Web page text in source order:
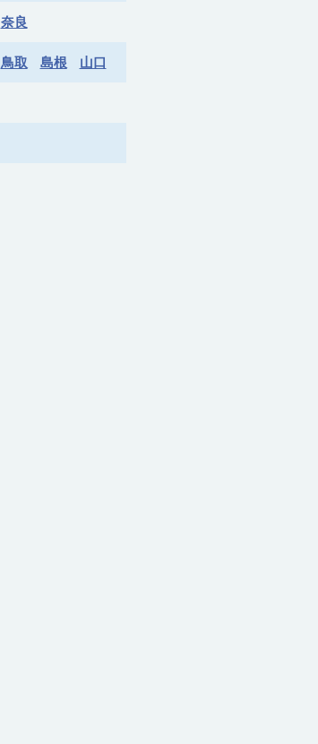
奈良
鳥取 島根 山口